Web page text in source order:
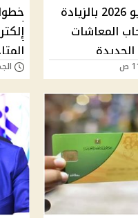
موعد قبض معاشات يوليو 2026 بالزيادة
المعاشات
الجمعة